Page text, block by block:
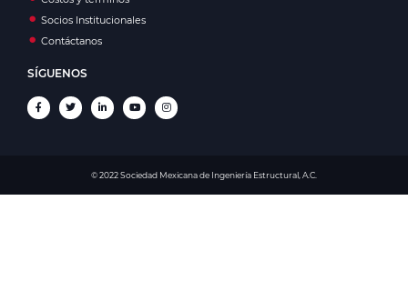
Socios Institucionales
Contáctanos
SÍGUENOS
© 2022 Sociedad Mexicana de Ingeniería Estructural, A.C.